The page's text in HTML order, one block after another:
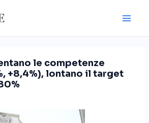
le competenze
+8,4%), lontano il target